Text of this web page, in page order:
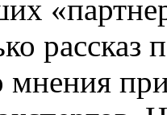
рассказ